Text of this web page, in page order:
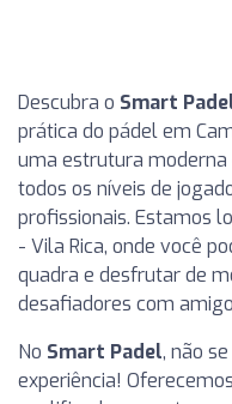
Descubra o Smart
prática do pádel em
uma estrutura moderna
todos os níveis de
profissionais. Estamos
- Vila Rica, onde você
quadra e desfrutar de
desafiadores com
No Smart Padel, não
experiência!